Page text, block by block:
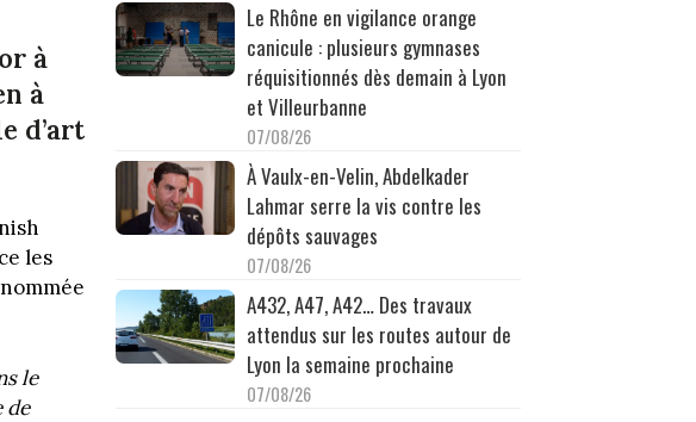
à
à
d’art
les
le
de
Le Rhône en vigilance orange
canicule : plusieurs gymnases
réquisitionnés dès demain à Lyon
et Villeurbanne
07/08/26
À Vaulx-en-Velin, Abdelkader
Lahmar serre la vis contre les
dépôts sauvages
07/08/26
A432, A47, A42… Des travaux
attendus sur les routes autour de
Lyon la semaine prochaine
07/08/26